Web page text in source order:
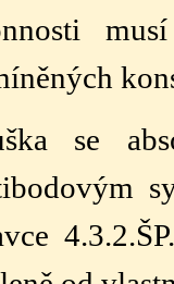
se